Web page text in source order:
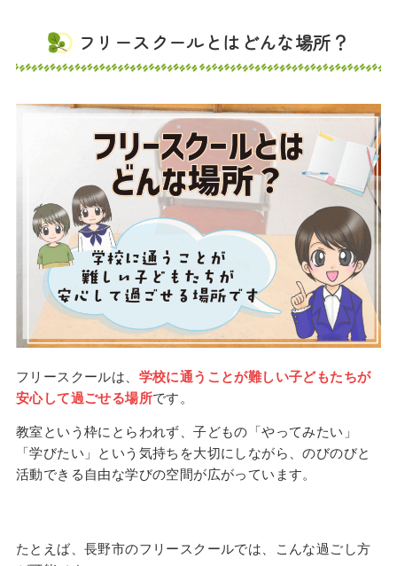
フリースクールとはどんな場所？
フリースクールは、 学校に通うことが難しい子どもたちが
安心して過ごせる場所です。
教室という枠にとらわれず、子どもの「やってみたい」
「学びたい」という気持ちを大切にしながら、のびのびと
活動できる自由な学びの空間が広がっています。
たとえば、長野市のフリースクールでは、こんな過ごし方